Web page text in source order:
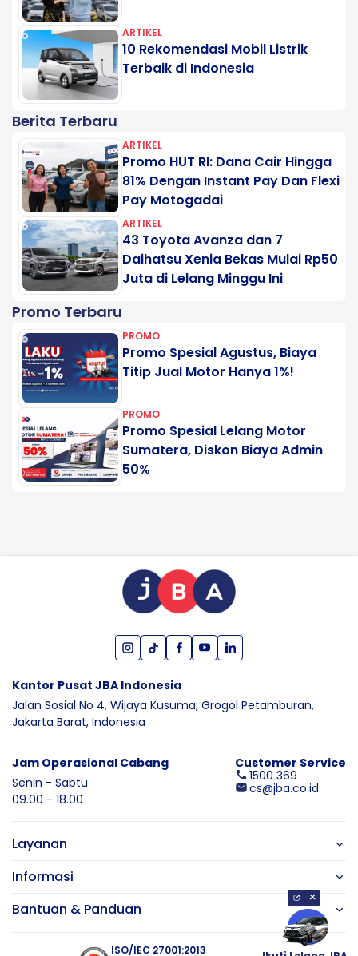
ARTIKEL
10 Rekomendasi Mobil Listrik
Terbaik di Indonesia
Berita Terbaru
ARTIKEL
Promo HUT RI: Dana Cair Hingga
81% Dengan Instant Pay Dan Flexi
Pay Motogadai
ARTIKEL
43 Toyota Avanza dan 7
Daihatsu Xenia Bekas Mulai Rp50
Juta di Lelang Minggu Ini
Promo Terbaru
PROMO
Promo Spesial Agustus, Biaya
Titip Jual Motor Hanya 1%!
PROMO
Promo Spesial Lelang Motor
Sumatera, Diskon Biaya Admin
50%
Kantor Pusat JBA Indonesia
Jalan Sosial No 4, Wijaya Kusuma, Grogol Petamburan,
Jakarta Barat, Indonesia
Jam Operasional Cabang
Senin - Sabtu
09.00 - 18.00
Customer Service
1500 369
cs@jba.co.id
Layanan
Informasi
Bantuan & Panduan
ISO/IEC 27001:2013
×